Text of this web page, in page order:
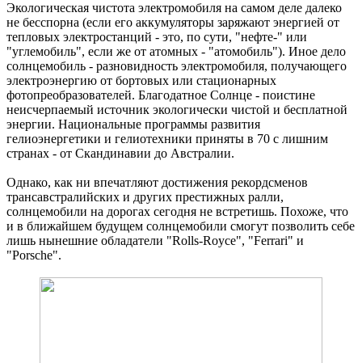
Экологическая чистота электромобиля на самом деле далеко
не бесспорна (если его аккумуляторы заряжают энергией от
тепловых электростанций - это, по сути, "нефте-" или
"углемобиль", если же от атомных - "атомобиль"). Иное дело
солнцемобиль - разновидность электромобиля, получающего
электроэнергию от бортовых или стационарных
фотопреобразователей. Благодатное Солнце - поистине
неисчерпаемый источник экологически чистой и бесплатной
энергии. Национальные программы развития
гелиоэнергетики и гелиотехники приняты в 70 с лишним
странах - от Скандинавии до Австралии.
Однако, как ни впечатляют достижения рекордсменов
трансавстралийских и других престижных ралли,
солнцемобили на дорогах сегодня не встретишь. Похоже, что
и в ближайшем будущем солнцемобили смогут позволить себе
лишь нынешние обладатели "Rolls-Royce", "Ferrari" и
"Porsche".